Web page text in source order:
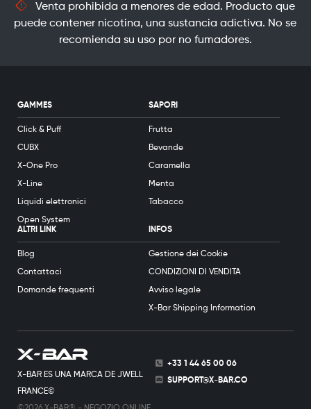
Venta prohibida a menores de edad. Producto que
puede contener nicotina, una sustancia adictiva. No se
recomienda su uso por no fumadores.
X-BAR ES UNA MARCA DE JWELL
FRANCE©
+33 1 44 65 00 06
SUPPORT@X-BAR.CO
GAMMES
Click & Puff
CUBX
X-One Pro
X-Line
Liquidi elettronici
Open System
SAPORI
Frutta
Bevande
Caramella
Menta
Tabacco
ALTRI LINK
Blog
Contattaci
Domande frequenti
INFOS
Gestione dei Cookie
CONDIZIONI DI VENDITA
Avviso legale
X-Bar Shipping Information